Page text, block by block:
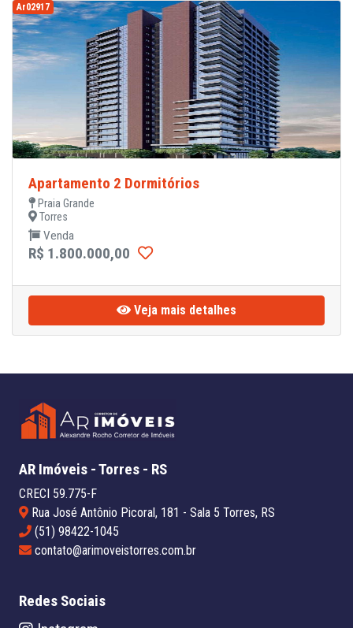
Ar02917
Apartamento 2 Dormitórios
Praia Grande
Torres
Venda
R$ 1.800.000,00
Veja mais detalhes
AR Imóveis - Torres - RS
CRECI 59.775-F
Rua José Antônio Picoral, 181 - Sala 5 Torres, RS
(51) 98422-1045
contato@arimoveistorres.com.br
Redes Sociais